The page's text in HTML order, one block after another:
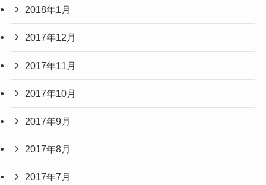
2018年1月
2017年12月
2017年11月
2017年10月
2017年9月
2017年8月
2017年7月